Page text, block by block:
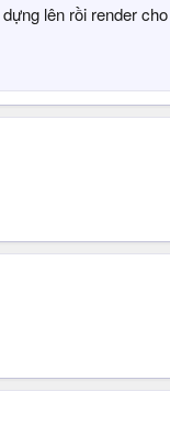
lên rồi render